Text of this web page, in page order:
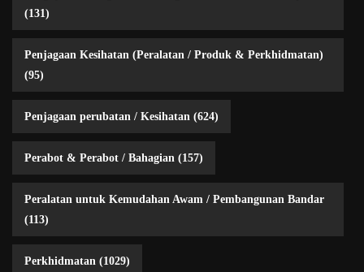
(131)
Penjagaan Kesihatan (Peralatan / Produk & Perkhidmatan)
(95)
Penjagaan perubatan / Kesihatan (624)
Perabot & Perabot / Bahagian (157)
Peralatan untuk Kemudahan Awam / Pembangunan Bandar
(113)
Perkhidmatan (1029)